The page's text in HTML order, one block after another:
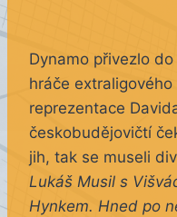
Dynamo přivezlo
hráče
reprezentace
českobudějovičtí
jih, tak se museli
Lukáš Musil s
Hynkem. Hned po